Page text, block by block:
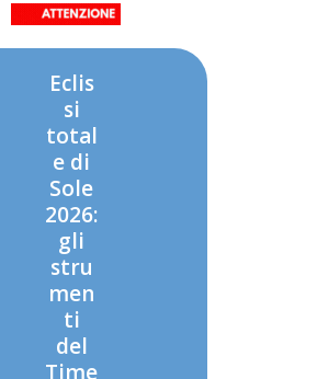
Eclis
si
total
e di
Sole
2026:
gli
stru
men
ti
del
Time